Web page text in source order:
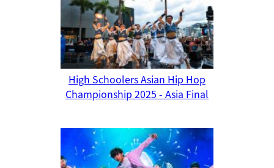
High Schoolers Asian Hip Hop
Championship 2025 - Asia Final